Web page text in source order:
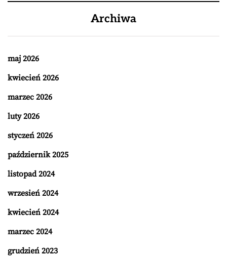
Archiwa
maj 2026
kwiecień 2026
marzec 2026
luty 2026
styczeń 2026
październik 2025
listopad 2024
wrzesień 2024
kwiecień 2024
marzec 2024
grudzień 2023